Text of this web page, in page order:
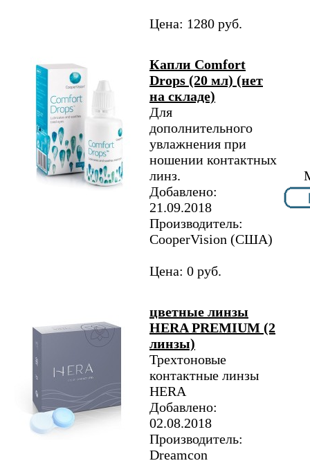
Цена: 1280 руб.
Капли Comfort
Drops (20 мл) (нет
на складе)
Для
дополнительного
увлажнения при
ношении контактных
линз.
Добавлено:
21.09.2018
Производитель:
CooperVision (США)
Цена: 0 руб.
цветные линзы
HERA PREMIUM (2
линзы)
Трехтоновые
контактные линзы
HERA
Добавлено:
02.08.2018
Производитель:
Dreamcon